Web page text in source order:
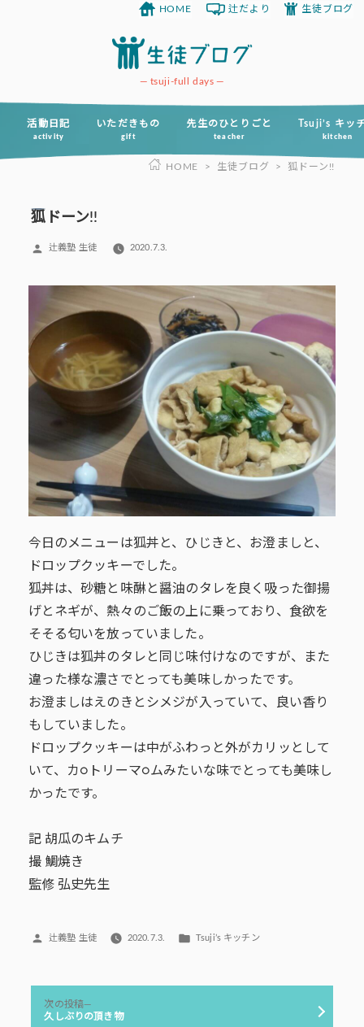
ツ
tsuji-full days
活動日記
activity
いただきもの
gift
先生のひとりごと
teacher
Tsuji’s キッ
kitchen
HOME 辻だより 生徒ブログ
HOME > 生徒ブログ > 狐ドーン!!
狐ドーン!!
投
辻義塾 生徒 2020.7.3.
今日のメニューは狐丼と、ひじきと、お澄ましと、
ドロップクッキーでした。
狐丼は、砂糖と味醂と醤油のタレを良く吸った御揚
げとネギが、熱々のご飯の上に乗っており、食欲を
そそる匂いを放っていました。
ひじきは狐丼のタレと同じ味付けなのですが、また
違った様な濃さでとっても美味しかったです。
お澄ましはえのきとシメジが入っていて、良い香り
もしていました。
ドロップクッキーは中がふわっと外がカリッとして
いて、カ○トリーマ○ムみたいな味でとっても美味し
かったです。
記 胡瓜のキムチ
撮 鯛焼き
監修 弘史先生
投
辻義塾 生徒 2020.7.3.
カ
リ
Tsuji’s キッチン
次の投稿
の
久しぶりの頂き物